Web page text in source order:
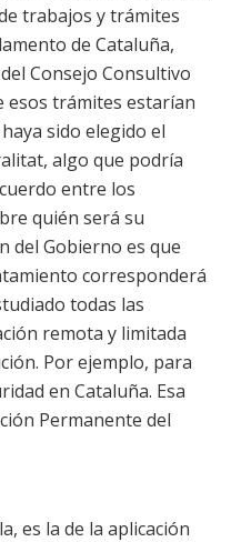
trabajos y trámites
de Cataluña,
Consejo Consultivo
esos trámites estarían
sido elegido el
algo que podría
entre los
quién será su
del Gobierno es que
corresponderá
todas las
remota y limitada
Por ejemplo, para
en Cataluña. Esa
Permanente del
es la de la aplicación